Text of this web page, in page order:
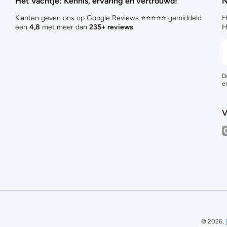
Klanten geven ons op Google Reviews ⭐⭐⭐⭐⭐ gemiddeld
een 4,8 met meer dan 235+ reviews
© 2026,